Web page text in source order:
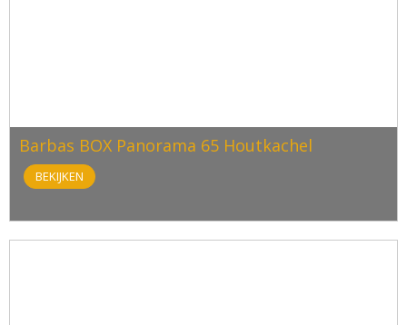
Barbas BOX Panorama 65 Houtkachel
BEKIJKEN